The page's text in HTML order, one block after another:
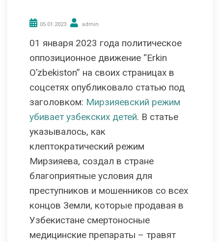
05.01.2023 admin
01 января 2023 года политическое
оппозиционное движение “Erkin
O’zbekiston” на своих страницах в
соцсетях опубликовало статью под
заголовком: Мирзияевский режим
убивает узбекских детей. В статье
указывалось, как
клептократический режим
Мирзияева, создал в стране
благоприятные условия для
преступников и мошенников со всех
концов Земли, которые продавая в
Узбекистане смертоносные
медицинские препараты – травят